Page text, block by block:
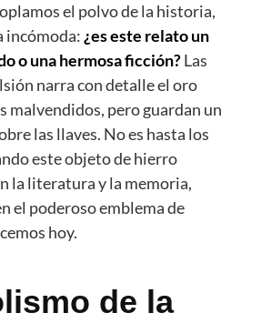
el polvo de la historia,
incómoda:¿es este relato un
o una hermosa ficción?Las
narra con detalle el oro
malvendidos, pero guardan un
las llaves. No es hasta los
este objeto de hierro
la literatura y la memoria,
el poderoso emblema de
hoy.
de la